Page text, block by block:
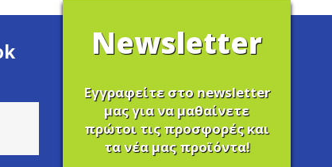
Newsletter
Εγγραφείτε στο newsletter
μας για να μαθαίνετε
πρώτοι τις προσφορές και
τα νέα μας προϊόντα!